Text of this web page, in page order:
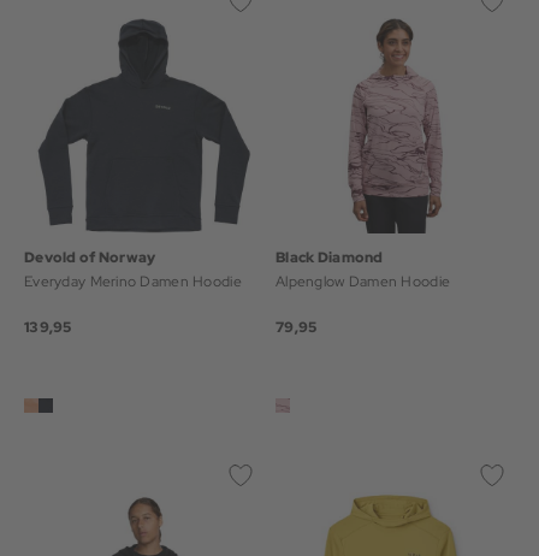
Devold of Norway
Everyday Merino Damen Hoodie
139,95
Black Diamond
Alpenglow Damen Hoodie
79,95